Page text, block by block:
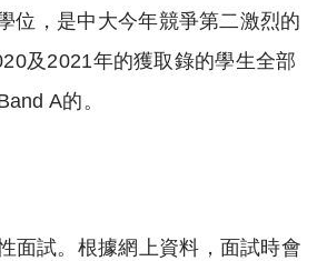
位，是中大今年競爭第二激烈的
及2021年的獲取錄的學生全部
A的。
面試。根據網上資料，面試時會